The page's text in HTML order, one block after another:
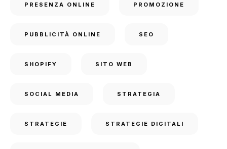
PRESENZA ONLINE PROMOZIONE
PUBBLICITÀ ONLINE SEO
SHOPIFY SITO WEB
SOCIAL MEDIA STRATEGIA
STRATEGIE STRATEGIE DIGITALI